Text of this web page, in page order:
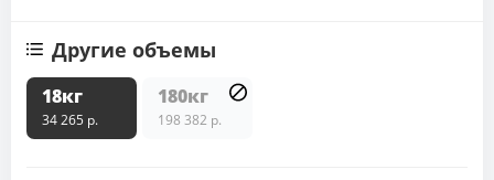
Другие объемы
18кг
34 265 р.
180кг
198 382 р.